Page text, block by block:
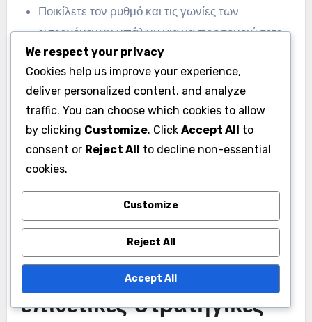
Ποικίλετε τον ρυθμό και τις γωνίες των
εισερχόμενων μπάλων για να προσομοιώσετε
συνθήκες αγώνα.
Ποιες είναι οι κοινές
προκλήσεις στις
επιθετικές στρατηγικές
We respect your privacy
Cookies help us improve your experience,
deliver personalized content, and analyze
traffic. You can choose which cookies to allow
by clicking Customize. Click Accept All to
consent or Reject All to decline non-essential
cookies.
Customize
Reject All
Accept All